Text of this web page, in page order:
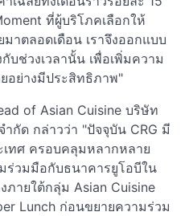
ที่ผู้บริโภคเลือกให้
มาตลอดเดือน เราจึงออกแบบ
ช่วงเวลานั้น เพื่อเพิ่มความ
อย่างมีประสิทธิภาพ"
of Asian Cuisine บริษัท
ำกัด กล่าวว่า "ปัจจุบัน CRG มี
เทศ ครอบคลุมหลากหลาย
ร่วมมือกับธนาคารยูโอบีใน
ภายใต้กลุ่ม Asian Cuisine
Lunch ก่อนขยายความร่วม